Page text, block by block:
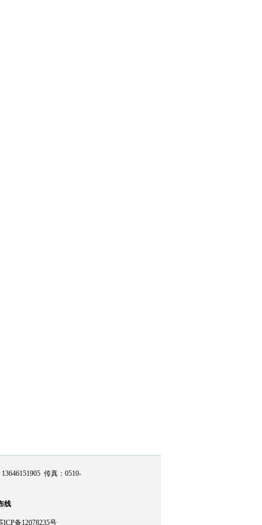
传真：0510-
线
ICP备12078235号